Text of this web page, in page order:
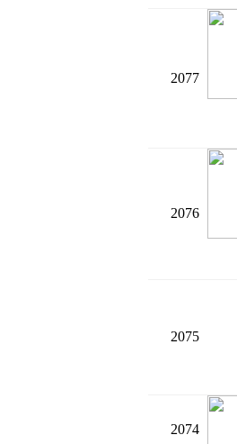
2077
2076
2075
2074